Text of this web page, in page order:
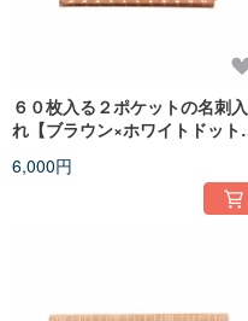
６０枚入る２ポケットの名刺入
れ【ブラウン×ホワイトドット
6,000円